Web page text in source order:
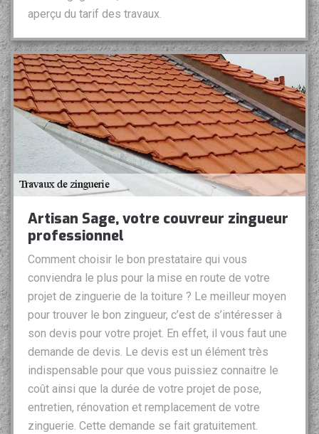
aperçu du tarif des travaux.
Artisan Sage, votre couvreur zingueur
professionnel
Comment choisir le bon prestataire qui vous
conviendra le plus pour la mise en route de votre
projet de zinguerie de la toiture ? Le meilleur moyen
pour trouver le bon zingueur, c’est de s’intéresser à
son devis pour votre projet. En effet, il vous faut une
demande de devis. Le devis est un élément très
indispensable pour que vous puissiez connaitre le
coût ainsi que la durée de votre projet de pose,
entretien, rénovation et remplacement de votre
zinguerie. Cette demande se fait gratuitement.